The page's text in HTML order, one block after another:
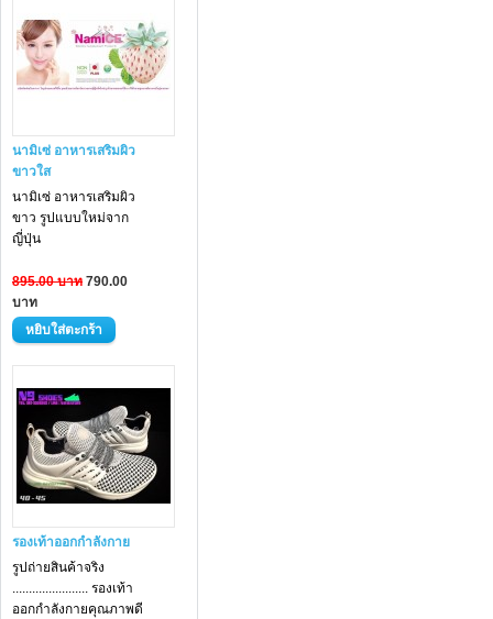
นามิเซ่ อาหารเสริมผิว
ขาวใส
นามิเซ่ อาหารเสริมผิว
ขาว รูปแบบใหม่จาก
ญี่ปุ่น
895.00 บาท 790.00
บาท
รองเท้าออกกำลังกาย
รูปถ่ายสินค้าจริง
....................... รองเท้า
ออกกำลังกายคุณภาพดี